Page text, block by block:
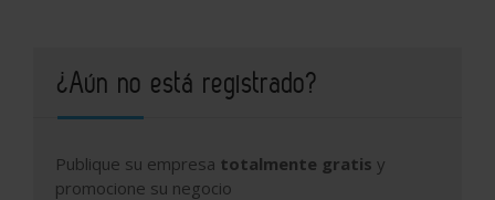
¿Aún no está registrado?
Publique su empresa totalmente gratis y
promocione su negocio